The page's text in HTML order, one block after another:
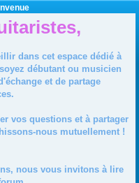
dans cet espace dédié à
débutant ou musicien
et de partage
vos questions et à partager
nous mutuellement !
nous vous invitons à lire